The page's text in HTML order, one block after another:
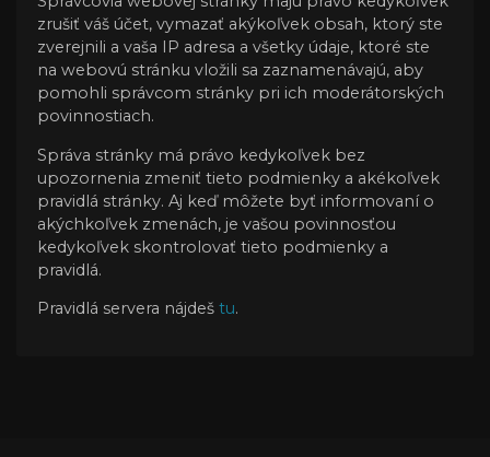
zrušiť váš účet, vymazať akýkoľvek obsah, ktorý ste
zverejnili a vaša IP adresa a všetky údaje, ktoré ste
na webovú stránku vložili sa zaznamenávajú, aby
pomohli správcom stránky pri ich moderátorských
povinnostiach.
Správa stránky má právo kedykoľvek bez
upozornenia zmeniť tieto podmienky a akékoľvek
pravidlá stránky. Aj keď môžete byť informovaní o
akýchkoľvek zmenách, je vašou povinnosťou
kedykoľvek skontrolovať tieto podmienky a
pravidlá.
Pravidlá servera nájdeš tu.